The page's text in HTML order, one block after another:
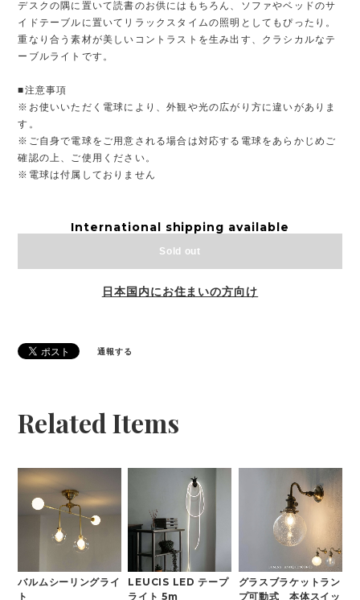
デスクの隅に置いて読書のお供にはもちろん、ソファやベッドのサ
イドテーブルに置いてリラックスタイムの照明としてもぴったり。
重なり合う素材が美しいコントラストを生み出す、クラシカルなテ
ーブルライトです。
■注意事項
※お使いいただく電球により、外観や光の広がり方に違いがありま
す。
※ご自身で電球をご用意される場合は対応する電球をあらかじめご
確認の上、ご使用ください。
※電球は付属しておりません
International shipping available
Sold out
日本国内にお住まいの方向け
通報する
Related Items
バルムシーリングライ
ト
LEUCIS LED テープ
ライト 5m
グラスブラケットラン
プ可動式 本体スイッ